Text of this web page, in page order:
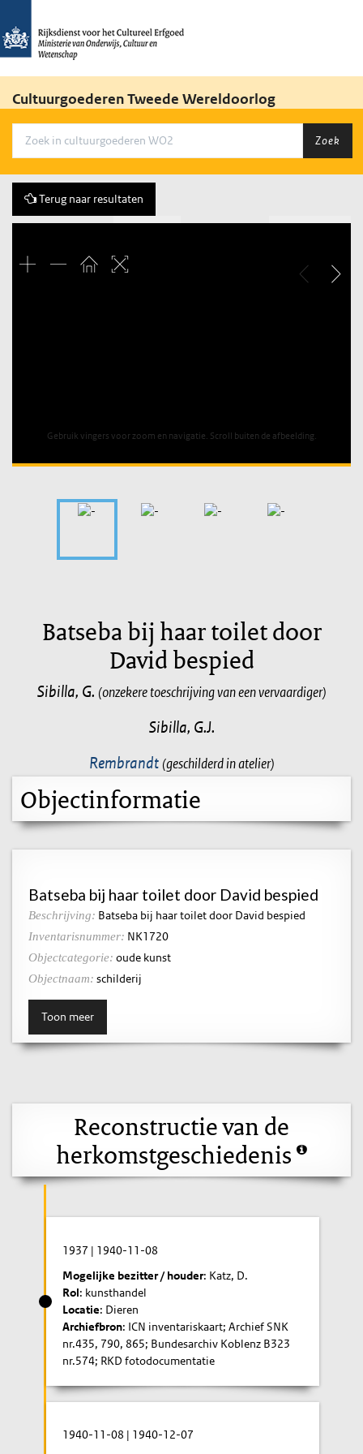
Cultuurgoederen Tweede Wereldoorlog
Zoek
Terug naar resultaten
Gebruik vingers voor zoom en navigatie. Scroll buiten de afbeelding.
Batseba bij haar toilet door
David bespied
Sibilla, G. (onzekere toeschrijving van een vervaardiger)
Sibilla, G.J.
Rembrandt (geschilderd in atelier)
Objectinformatie
Batseba bij haar toilet door David bespied
Beschrijving: Batseba bij haar toilet door David bespied
Inventarisnummer: NK1720
Objectcategorie: oude kunst
Objectnaam: schilderij
Toon meer
Reconstructie van de
herkomstgeschiedenis
1937 | 1940-11-08
Mogelijke bezitter / houder: Katz, D.
Rol: kunsthandel
Locatie: Dieren
Archiefbron: ICN inventariskaart; Archief SNK
nr.435, 790, 865; Bundesarchiv Koblenz B323
nr.574; RKD fotodocumentatie
1940-11-08 | 1940-12-07